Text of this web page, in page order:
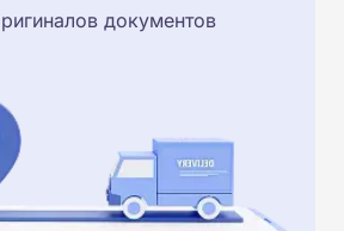
документов